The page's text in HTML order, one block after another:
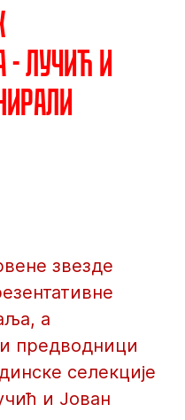
- Лучић и
звезде
а
предводници
селекције
и Јован